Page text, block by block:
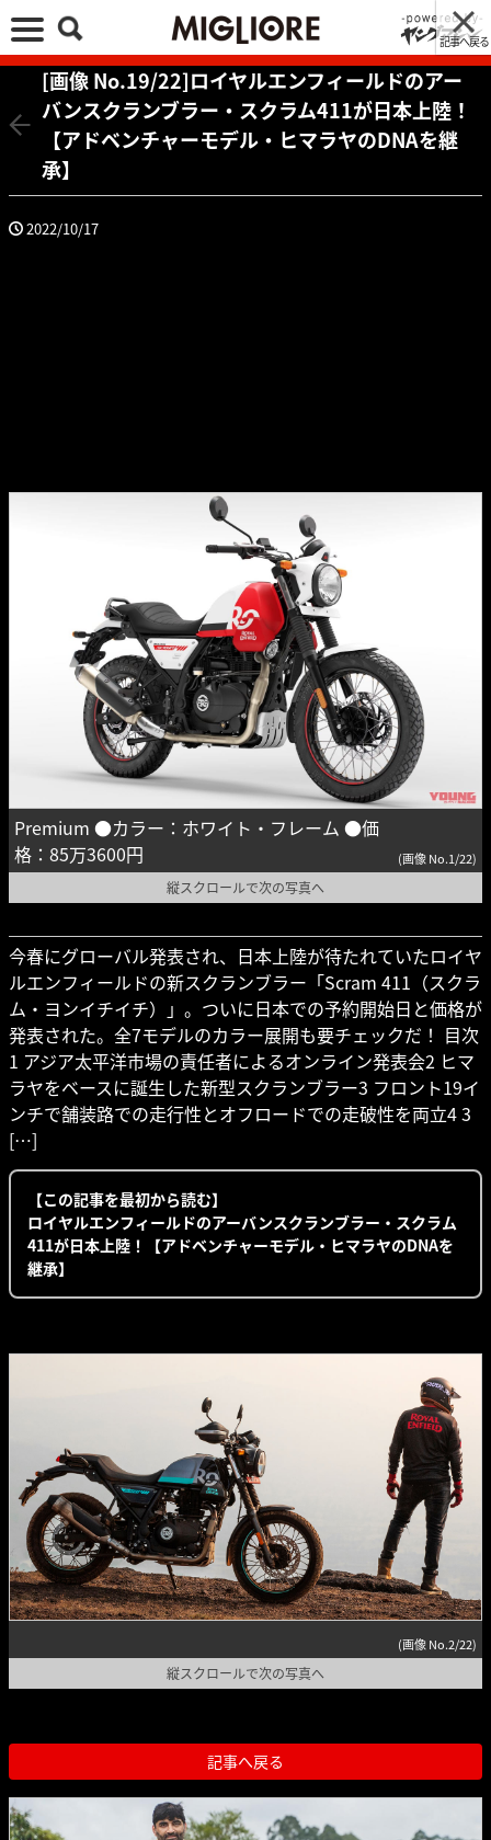
記事へ戻る
[画像 No.19/22]ロイヤルエンフィールドのアー
バンスクランブラー・スクラム411が日本上陸！
【アドベンチャーモデル・ヒマラヤのDNAを継
承】
2022/10/17
Premium ●カラー：ホワイト・フレーム ●価
格：85万3600円
(画像 No.1/22)
縦スクロールで次の写真へ
今春にグローバル発表され、日本上陸が待たれていたロイヤ
ルエンフィールドの新スクランブラー「Scram 411（スクラ
ム・ヨンイチイチ）」。ついに日本での予約開始日と価格が
発表された。全7モデルのカラー展開も要チェックだ！ 目次
1 アジア太平洋市場の責任者によるオンライン発表会2 ヒマ
ラヤをベースに誕生した新型スクランブラー3 フロント19イ
ンチで舗装路での走行性とオフロードでの走破性を両立4 3
[…]
【この記事を最初から読む】
ロイヤルエンフィールドのアーバンスクランブラー・スクラム
411が日本上陸！【アドベンチャーモデル・ヒマラヤのDNAを
継承】
(画像 No.2/22)
縦スクロールで次の写真へ
記事へ戻る